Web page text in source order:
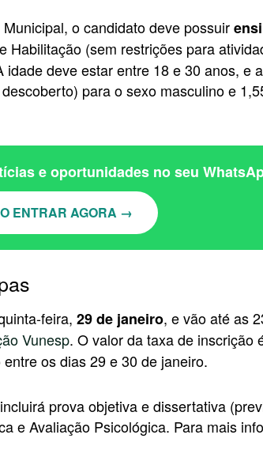
o candidato deve possuir
Habilitação (sem restrições para
idade deve estar entre 18 e 30 anos, e
para o sexo masculino e
e oportunidades no seu
ENTRAR AGORA →
feira, 29 de janeiro, e vão até as
Vunesp. O valor da taxa de inscrição
os dias 29 e 30 de janeiro.
prova objetiva e dissertativa
e Avaliação Psicológica. Para mais